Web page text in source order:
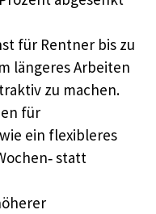
für Rentner bis zu
längeres Arbeiten
zu machen.
für
ein flexibleres
statt